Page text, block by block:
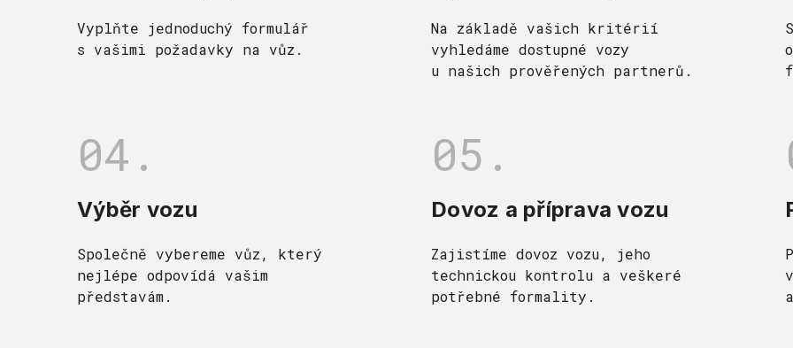
Vyplňte jednoduchý formulář
s vašimi požadavky na vůz.
Na základě vašich kritérií
vyhledáme dostupné vozy
u našich prověřených partnerů.
04.
Výběr vozu
Společně vybereme vůz, který
nejlépe odpovídá vašim
představám.
05.
Dovoz a příprava vozu
Zajistíme dovoz vozu, jeho
technickou kontrolu a veškeré
potřebné formality.